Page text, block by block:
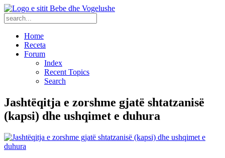
Home
Receta
Forum
Index
Recent Topics
Search
Jashtëqitja e zorshme gjatë shtatzanisë
(kapsi) dhe ushqimet e duhura